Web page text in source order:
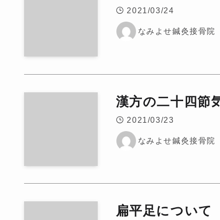
2021/03/24
なみよせ鍼灸接骨院
漢方の二十四節
2021/03/23
なみよせ鍼灸接骨院
扁平足について